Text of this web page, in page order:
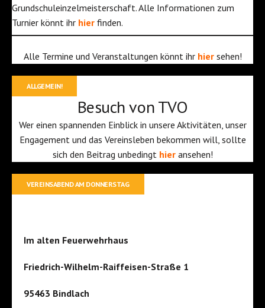
Grundschuleinzelmeisterschaft. Alle Informationen zum
Turnier könnt ihr hier finden.
Alle Termine und Veranstaltungen könnt ihr hier sehen!
ALLGEMEIN!
Besuch von TVO
Wer einen spannenden Einblick in unsere Aktivitäten, unser
Engagement und das Vereinsleben bekommen will, sollte
sich den Beitrag unbedingt hieransehen!
VEREINSABEND AM DONNERSTAG
Im alten Feuerwehrhaus
Friedrich-Wilhelm-Raiffeisen-Straße 1
95463 Bindlach